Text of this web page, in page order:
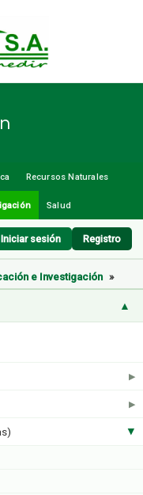
Recursos Naturales
Salud
Iniciar sesión Registro
▲
▶
▶
▶
e Investigación »